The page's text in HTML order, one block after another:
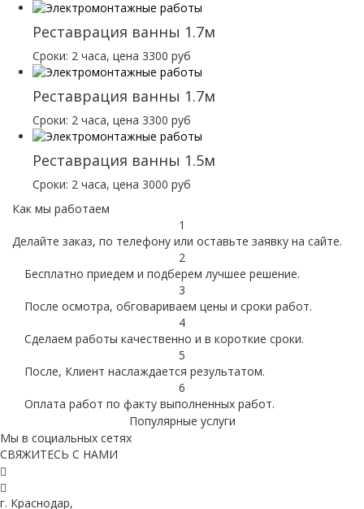
Реставрация ванны 1.7м
Сроки: 2 часа, цена 3300 руб
Реставрация ванны 1.7м
Сроки: 2 часа, цена 3300 руб
Реставрация ванны 1.5м
Сроки: 2 часа, цена 3000 руб
Как мы работаем
1
Делайте заказ, по телефону или оставьте заявку на сайте.
2
Бесплатно приедем и подберем лучшее решение.
3
После осмотра, обговариваем цены и сроки работ.
4
Сделаем работы качественно и в короткие сроки.
5
После, Клиент наслаждается результатом.
6
Оплата работ по факту выполненных работ.
Популярные услуги
Мы в социальных сетях
СВЯЖИТЕСЬ С НАМИ
г. Краснодар,